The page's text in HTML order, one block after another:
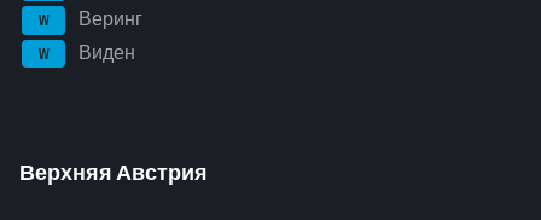
W Веринг
W Виден
Верхняя Австрия